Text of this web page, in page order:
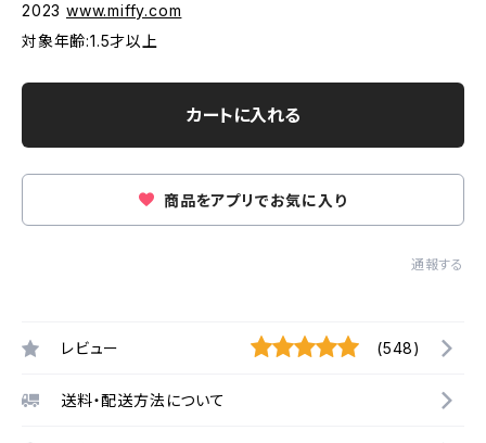
2023 www.miffy.com
対象年齢:1.5才以上
カートに入れる
商品をアプリでお気に入り
通報する
レビュー (548)
送料・配送方法について